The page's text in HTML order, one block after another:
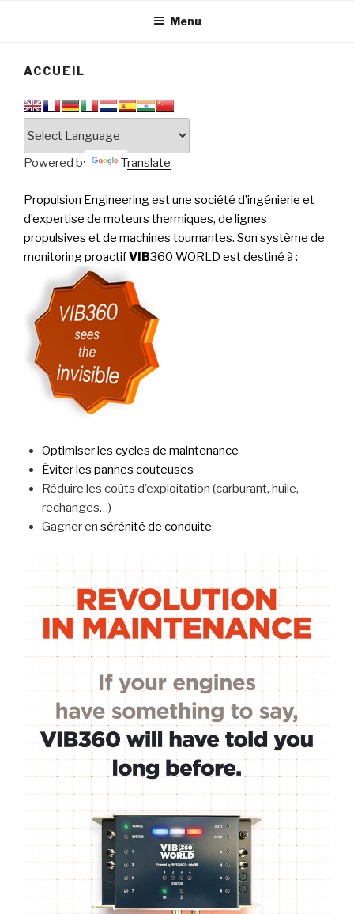
PERFORMANCE
Menu
ACCUEIL
Powered by Translate
Propulsion Engineering est une société d’ingénierie et
d’expertise de moteurs thermiques, de lignes
propulsives et de machines tournantes. Son système de
monitoring proactifVIB360 WORLD est destiné à :
Optimiser les cycles de maintenance
Éviter les pannes couteuses
Réduire les coûts d’exploitation (carburant, huile,
rechanges…)
Gagner en sérénité de conduite